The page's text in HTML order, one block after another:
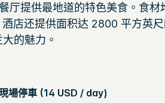
提供最地道的特色美食。食
店还提供面积达 2800 平方英
的魅力。
現場停車 (14 USD / day)